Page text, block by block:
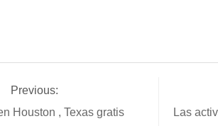
Previous:
Houston , Texas gratis
Las